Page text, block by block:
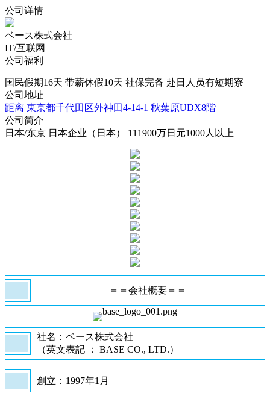
公司详情
ベース株式会社
IT/互联网
公司福利
国民假期16天 带薪休假10天 社保完备 赴日人员有短期寮
公司地址
距离 東京都千代田区外神田4-14-1 秋葉原UDX8階
公司简介
日本/东京 日本企业（日本） 111900万日元1000人以上
＝＝会社概要＝＝
社名：ベース株式会社
（英文表記 ： BASE CO., LTD.）
創立：1997年1月